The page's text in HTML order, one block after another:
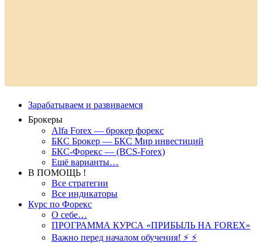
Зарабатываем и развиваемся
Брокеры
Alfa Forex — брокер форекс
БКС Брокер — БКС Мир инвестиций
БКС-Форекс — (BCS-Forex)
Ещё варианты…
В ПОМОЩЬ !
Все стратегии
Все индикаторы
Курс по Форекс
О себе…
ПРОГРАММА КУРСА «ПРИБЫЛЬ НА FOREX»
Важно перед началом обучения! ⚡ ⚡